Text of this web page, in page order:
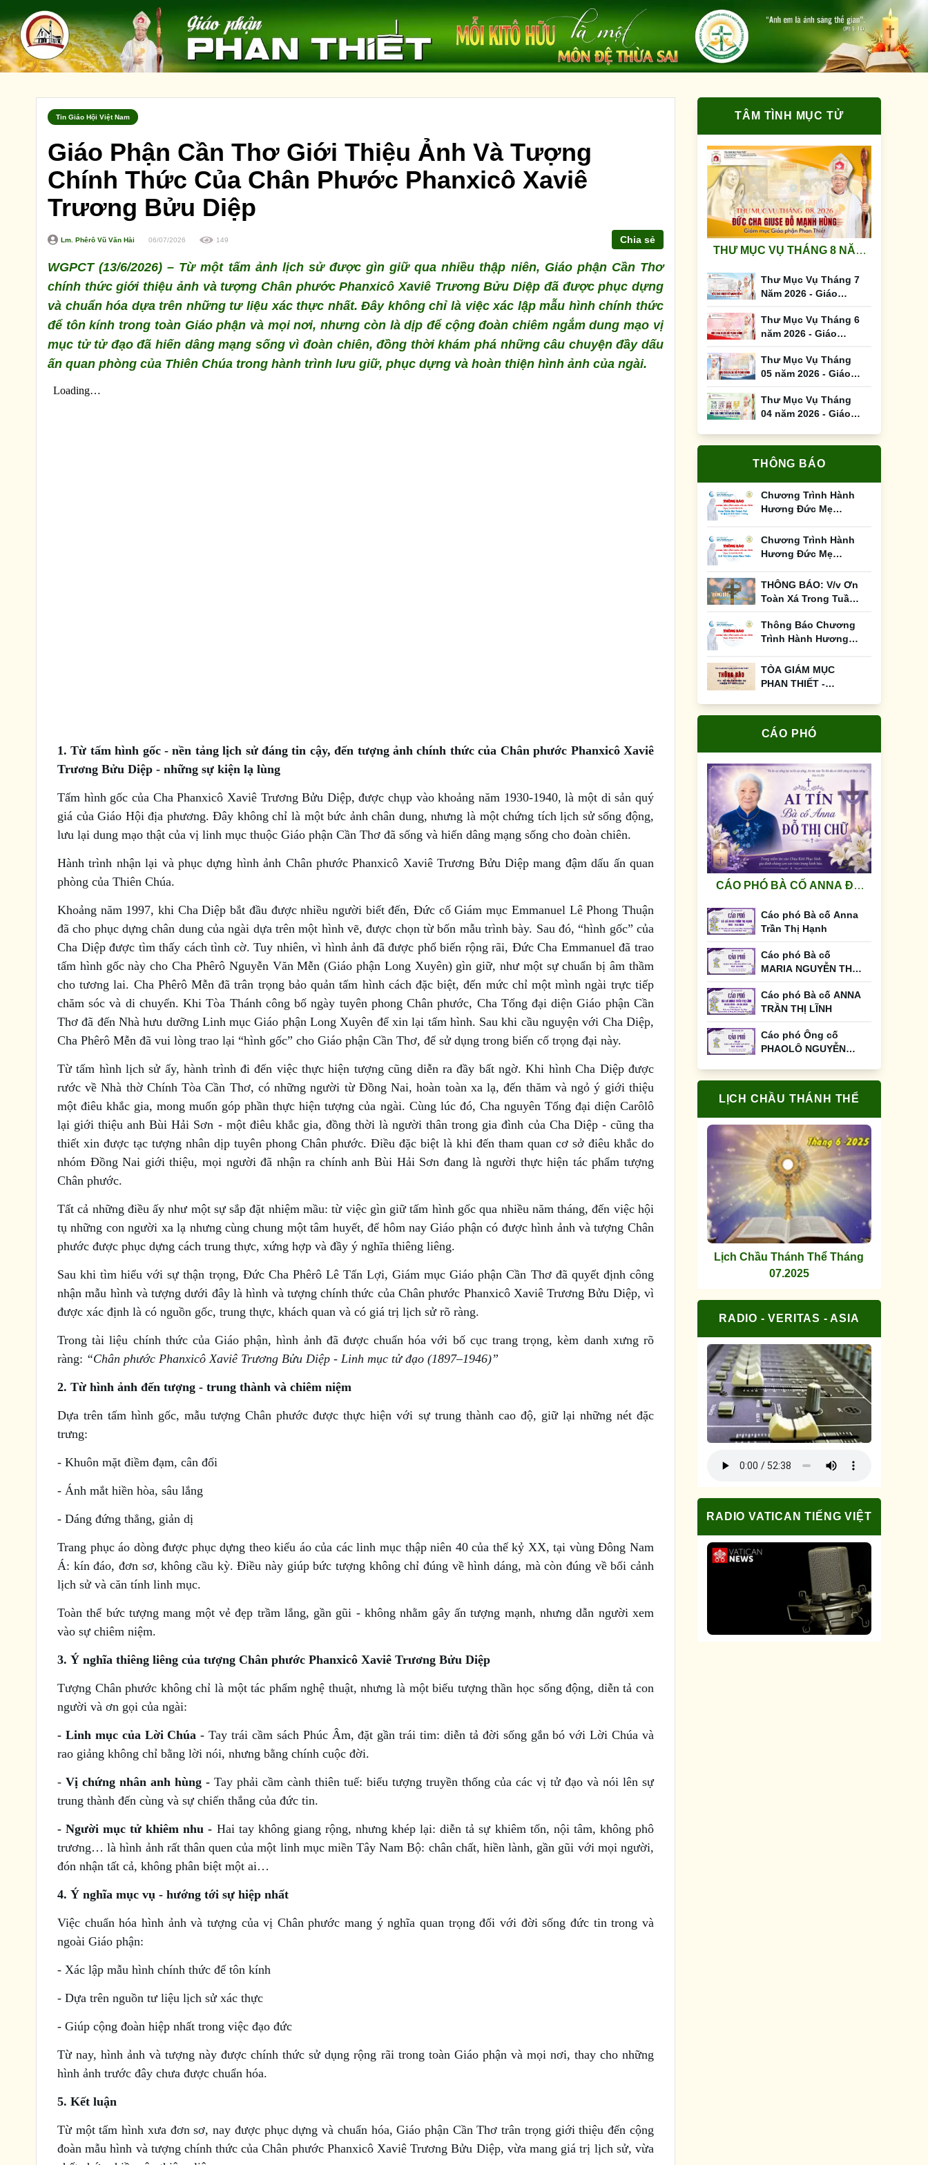
Tin Giáo Hội Việt Nam
Giáo Phận Cần Thơ Giới Thiệu Ảnh Và Tượng
Chính Thức Của Chân Phước Phanxicô Xaviê
Trương Bửu Diệp
Lm. Phêrô Vũ Văn Hài 06/07/2026 149 Chia sẻ
WGPCT (13/6/2026) – Từ một tấm ảnh lịch sử được gìn giữ qua nhiều thập niên, Giáo phận Cần Thơ
chính thức giới thiệu ảnh và tượng Chân phước Phanxicô Xaviê Trương Bửu Diệp đã được phục dựng
và chuẩn hóa dựa trên những tư liệu xác thực nhất. Đây không chỉ là việc xác lập mẫu hình chính thức
để tôn kính trong toàn Giáo phận và mọi nơi, nhưng còn là dịp để cộng đoàn chiêm ngắm dung mạo vị
mục tử tử đạo đã hiến dâng mạng sống vì đoàn chiên, đồng thời khám phá những câu chuyện đầy dấu
ấn quan phòng của Thiên Chúa trong hành trình lưu giữ, phục dựng và hoàn thiện hình ảnh của ngài.
1. Từ tấm hình gốc - nền tảng lịch sử đáng tin cậy, đến tượng ảnh chính thức của Chân phước Phanxicô Xaviê
Trương Bửu Diệp - những sự kiện lạ lùng
Tấm hình gốc của Cha Phanxicô Xaviê Trương Bửu Diệp, được chụp vào khoảng năm 1930-1940, là một di sản quý
giá của Giáo Hội địa phương. Đây không chỉ là một bức ảnh chân dung, nhưng là một chứng tích lịch sử sống động,
lưu lại dung mạo thật của vị linh mục thuộc Giáo phận Cần Thơ đã sống và hiến dâng mạng sống cho đoàn chiên.
Hành trình nhận lại và phục dựng hình ảnh Chân phước Phanxicô Xaviê Trương Bửu Diệp mang đậm dấu ấn quan
phòng của Thiên Chúa.
Khoảng năm 1997, khi Cha Diệp bắt đầu được nhiều người biết đến, Đức cố Giám mục Emmanuel Lê Phong Thuận
đã cho phục dựng chân dung của ngài dựa trên một hình vẽ, được chọn từ bốn mẫu trình bày. Sau đó, “hình gốc” của
Cha Diệp được tìm thấy cách tình cờ. Tuy nhiên, vì hình ảnh đã được phổ biến rộng rãi, Đức Cha Emmanuel đã trao
tấm hình gốc này cho Cha Phêrô Nguyễn Văn Mễn (Giáo phận Long Xuyên) gìn giữ, như một sự chuẩn bị âm thầm
cho tương lai. Cha Phêrô Mễn đã trân trọng bảo quản tấm hình cách đặc biệt, đến mức chỉ một mình ngài trực tiếp
chăm sóc và di chuyển. Khi Tòa Thánh công bố ngày tuyên phong Chân phước, Cha Tổng đại diện Giáo phận Cần
Thơ đã đến Nhà hưu dưỡng Linh mục Giáo phận Long Xuyên để xin lại tấm hình. Sau khi cầu nguyện với Cha Diệp,
Cha Phêrô Mễn đã vui lòng trao lại “hình gốc” cho Giáo phận Cần Thơ, để sử dụng trong biến cố trọng đại này.
Từ tấm hình lịch sử ấy, hành trình đi đến việc thực hiện tượng cũng diễn ra đầy bất ngờ. Khi hình Cha Diệp được
rước về Nhà thờ Chính Tòa Cần Thơ, có những người từ Đồng Nai, hoàn toàn xa lạ, đến thăm và ngỏ ý giới thiệu
một điêu khắc gia, mong muốn góp phần thực hiện tượng của ngài. Cùng lúc đó, Cha nguyên Tổng đại diện Carôlô
lại giới thiệu anh Bùi Hải Sơn - một điêu khắc gia, đồng thời là người thân trong gia đình của Cha Diệp - cũng tha
thiết xin được tạc tượng nhân dịp tuyên phong Chân phước. Điều đặc biệt là khi đến tham quan cơ sở điêu khắc do
nhóm Đồng Nai giới thiệu, mọi người đã nhận ra chính anh Bùi Hải Sơn đang là người thực hiện tác phẩm tượng
Chân phước.
Tất cả những điều ấy như một sự sắp đặt nhiệm mầu: từ việc gìn giữ tấm hình gốc qua nhiều năm tháng, đến việc hội
tụ những con người xa lạ nhưng cùng chung một tâm huyết, để hôm nay Giáo phận có được hình ảnh và tượng Chân
phước được phục dựng cách trung thực, xứng hợp và đầy ý nghĩa thiêng liêng.
Sau khi tìm hiểu với sự thận trọng, Đức Cha Phêrô Lê Tấn Lợi, Giám mục Giáo phận Cần Thơ đã quyết định công
nhận mẫu hình và tượng dưới đây là hình và tượng chính thức của Chân phước Phanxicô Xaviê Trương Bửu Diệp, vì
được xác định là có nguồn gốc, trung thực, khách quan và có giá trị lịch sử rõ ràng.
Trong tài liệu chính thức của Giáo phận, hình ảnh đã được chuẩn hóa với bố cục trang trọng, kèm danh xưng rõ
ràng: “Chân phước Phanxicô Xaviê Trương Bửu Diệp - Linh mục tử đạo (1897–1946)”
2. Từ hình ảnh đến tượng - trung thành và chiêm niệm
Dựa trên tấm hình gốc, mẫu tượng Chân phước được thực hiện với sự trung thành cao độ, giữ lại những nét đặc
trưng:
- Khuôn mặt điềm đạm, cân đối
- Ánh mắt hiền hòa, sâu lắng
- Dáng đứng thẳng, giản dị
Trang phục áo dòng được phục dựng theo kiểu áo của các linh mục thập niên 40 của thế kỷ XX, tại vùng Đông Nam
Á: kín đáo, đơn sơ, không cầu kỳ. Điều này giúp bức tượng không chỉ đúng về hình dáng, mà còn đúng về bối cảnh
lịch sử và căn tính linh mục.
Toàn thể bức tượng mang một vẻ đẹp trầm lắng, gần gũi - không nhằm gây ấn tượng mạnh, nhưng dẫn người xem
vào sự chiêm niệm.
3. Ý nghĩa thiêng liêng của tượng Chân phước Phanxicô Xaviê Trương Bửu Diệp
Tượng Chân phước không chỉ là một tác phẩm nghệ thuật, nhưng là một biểu tượng thần học sống động, diễn tả con
người và ơn gọi của ngài:
- Linh mục của Lời Chúa -Tay trái cầm sách Phúc Âm, đặt gần trái tim: diễn tả đời sống gắn bó với Lời Chúa và
rao giảng không chỉ bằng lời nói, nhưng bằng chính cuộc đời.
- Vị chứng nhân anh hùng - Tay phải cầm cành thiên tuế: biểu tượng truyền thống của các vị tử đạo và nói lên sự
trung thành đến cùng và sự chiến thắng của đức tin.
- Người mục tử khiêm nhu - Hai tay không giang rộng, nhưng khép lại: diễn tả sự khiêm tốn, nội tâm, không phô
trương… là hình ảnh rất thân quen của một linh mục miền Tây Nam Bộ: chân chất, hiền lành, gần gũi với mọi người,
đón nhận tất cả, không phân biệt một ai…
4. Ý nghĩa mục vụ - hướng tới sự hiệp nhất
Việc chuẩn hóa hình ảnh và tượng của vị Chân phước mang ý nghĩa quan trọng đối với đời sống đức tin trong và
ngoài Giáo phận:
- Xác lập mẫu hình chính thức để tôn kính
- Dựa trên nguồn tư liệu lịch sử xác thực
- Giúp cộng đoàn hiệp nhất trong việc đạo đức
Từ nay, hình ảnh và tượng này được chính thức sử dụng rộng rãi trong toàn Giáo phận và mọi nơi, thay cho những
hình ảnh trước đây chưa được chuẩn hóa.
5. Kết luận
Từ một tấm hình xưa đơn sơ, nay được phục dựng và chuẩn hóa, Giáo phận Cần Thơ trân trọng giới thiệu đến cộng
đoàn mẫu hình và tượng chính thức của Chân phước Phanxicô Xaviê Trương Bửu Diệp, vừa mang giá trị lịch sử, vừa
TÂM TÌNH MỤC TỬ
THƯ MỤC VỤ THÁNG 8 NĂM
THIẾT
Thư Mục Vụ Tháng 7
Năm 2026 - Giáo
Thư Mục Vụ Tháng 6
năm 2026 - Giáo
Thư Mục Vụ Tháng
05 năm 2026 - Giáo
Thư Mục Vụ Tháng
04 năm 2026 - Giáo
THÔNG BÁO
Chương Trình Hành
Hương Đức Mẹ
13/6/2026
Chương Trình Hành
Hương Đức Mẹ
13/05/2026
THÔNG BÁO: V/v Ơn
Toàn Xá Trong Tuần
Thông Báo Chương
Trình Hành Hương
12&13/01/2026
TÒA GIÁM MỤC
PHAN THIẾT -
NHIỆM KỲ 2025-2028
CÁO PHÓ
CÁO PHÓ BÀ CỐ ANNA ĐỖ
Cáo phó Bà cố Anna
Trần Thị Hạnh
Cáo phó Bà cố
MARIA NGUYỄN THỊ
Cáo phó Bà cố ANNA
TRẦN THỊ LĨNH
Cáo phó Ông cố
PHAOLÔ NGUYỄN
LỊCH CHẦU THÁNH THỂ
Lịch Chầu Thánh Thể Tháng
07.2025
RADIO - VERITAS - ASIA
RADIO VATICAN TIẾNG VIỆT